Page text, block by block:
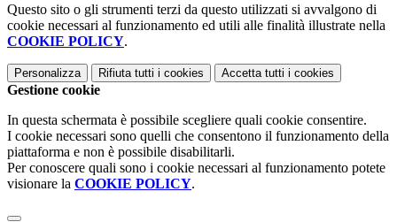
Questo sito o gli strumenti terzi da questo utilizzati si avvalgono di
cookie necessari al funzionamento ed utili alle finalità illustrate nella
COOKIE POLICY.
Personalizza Rifiuta tutti i cookies Accetta tutti i cookies
Gestione cookie
In questa schermata è possibile scegliere quali cookie consentire.
I cookie necessari sono quelli che consentono il funzionamento della
piattaforma e non è possibile disabilitarli.
Per conoscere quali sono i cookie necessari al funzionamento potete
visionare la COOKIE POLICY.